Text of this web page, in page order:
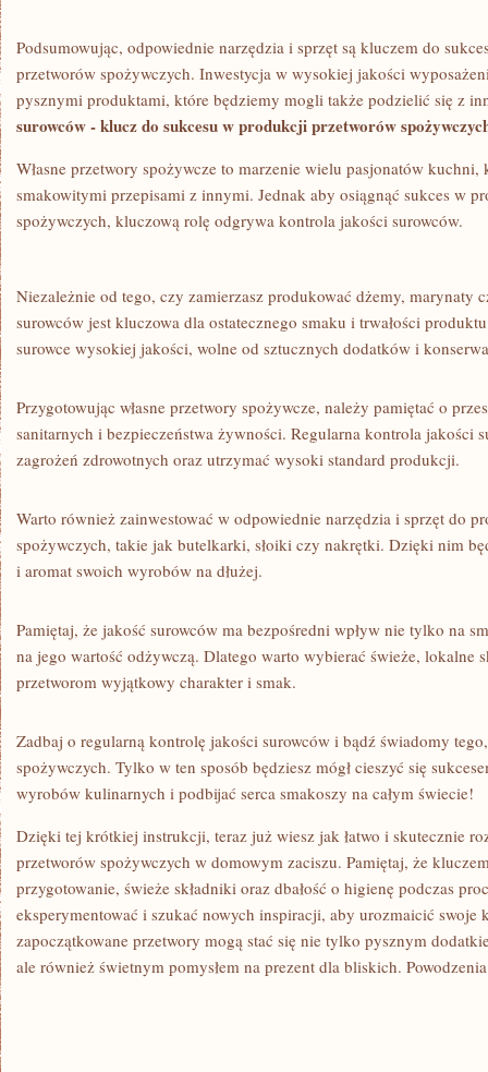
Podsumowując, odpowiednie‌ narzędzia i sprzęt są ​kluczem do
przetworów spożywczych.⁢ Inwestycja w ​wysokiej jakości
pysznymi ‍produktami,⁢ które⁣ będziemy mogli ​także podzielić ⁤się ⁣z⁣
⁣surowców -⁤ klucz do sukcesu⁤ w ‌produkcji ‍przetworów
Własne przetwory spożywcze to marzenie ​wielu pasjonatów
smakowitymi przepisami z innymi.⁤ Jednak aby osiągnąć‍ sukces w
spożywczych, kluczową rolę odgrywa kontrola ⁤jakości⁢ surowców.
Niezależnie od tego, czy zamierzasz produkować dżemy, marynaty
surowców jest kluczowa dla ⁤ostatecznego smaku ​i trwałości
‍surowce wysokiej jakości, wolne od sztucznych dodatków i
Przygotowując ⁢własne przetwory‍ spożywcze, należy pamiętać o
sanitarnych i bezpieczeństwa żywności. ‌Regularna kontrola jakości
zagrożeń zdrowotnych oraz utrzymać⁣ wysoki standard produkcji.
Warto również ‍zainwestować w odpowiednie narzędzia i sprzęt do
‌spożywczych, takie jak butelkarki, słoiki czy nakrętki. Dzięki nim
i aromat⁤ swoich⁣ wyrobów na dłużej.
Pamiętaj, że jakość surowców ma bezpośredni ⁤wpływ‍ nie tylko na
na ⁤jego wartość odżywczą. ⁤Dlatego warto ⁤wybierać świeże, lokalne
przetworom wyjątkowy charakter i smak.
Zadbaj ⁢o regularną kontrolę jakości ⁤surowców i‌ bądź świadomy
spożywczych. Tylko w ten sposób będziesz mógł cieszyć ‍się⁤
wyrobów kulinarnych i ​podbijać ‍serca smakoszy na​ całym świecie!
Dzięki tej⁣ krótkiej instrukcji, teraz⁣ już wiesz​ jak łatwo i skutecznie
przetworów spożywczych w domowym zaciszu. Pamiętaj,⁢ że
przygotowanie,​ świeże składniki⁤ oraz ⁣dbałość o⁣ higienę⁤ podczas⁣
eksperymentować⁣ i szukać nowych inspiracji, aby‌ urozmaicić swoje
zapoczątkowane przetwory mogą stać się nie tylko⁣ pysznym
ale również świetnym pomysłem⁤ na ⁣prezent dla bliskich.